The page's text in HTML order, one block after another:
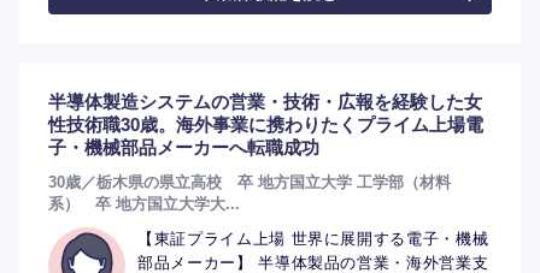
半導体製造システムの営業・技術・広報を経験した女
性技術職30歳。海外事業に携わりたくプライム上場電
子・機械部品メーカーへ転職成功
30歳／栃木県の県立高校 卒 地方国立大学 工学部（材料
系） 卒 地方国立大学大...
【東証プライム上場 世界に展開する電子・機械
部品メーカー】 半導体製品の営業・海外営業支